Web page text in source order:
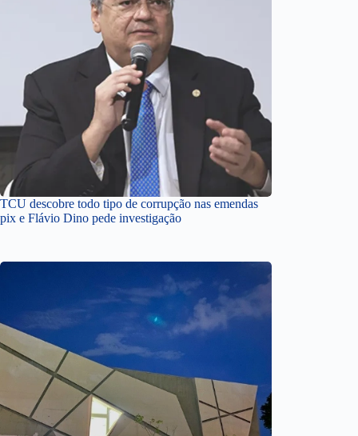
TCU descobre todo tipo de corrupção nas emendas
pix e Flávio Dino pede investigação